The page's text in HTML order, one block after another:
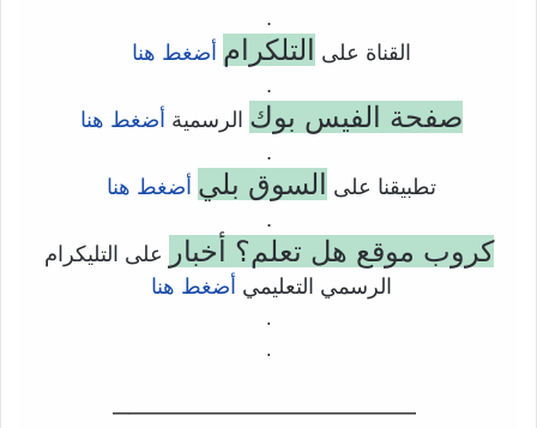
.
القناة على
التلكرام
أضغط هنا
.
صفحة الفيس بوك الرسمية أضغط هنا
.
تطبيقنا على
السوق بلي أضغط هنا
.
كروب موقع هل تعلم؟ أخبار
على التليكرام
الرسمي التعليمي أضغط هنا
.
.
——————————–